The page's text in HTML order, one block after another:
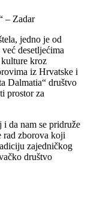
– Zadar
jedno je od
desetljećima
kroz
iz Hrvatske i
Dalmatia“ društvo
prostor za
da nam se pridruže
rad zborova koji
zajedničkog
društvo